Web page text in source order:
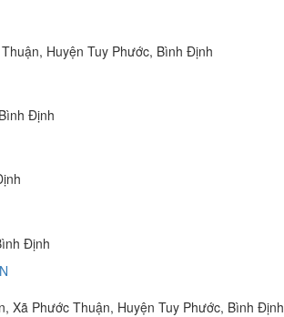
Huyện Tuy Phước, Bình Định
Định
Định
Xã Phước Thuận, Huyện Tuy Phước, Bình Định